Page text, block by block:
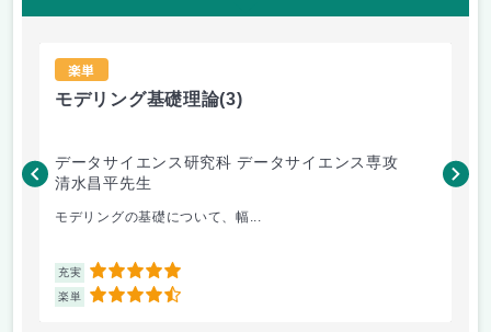
楽単
モデリング基礎理論(3)
データサイエンス研究科 データサイエンス専攻
清水昌平先生
モデリングの基礎について、幅...
充実 5
楽単 4.5
澤